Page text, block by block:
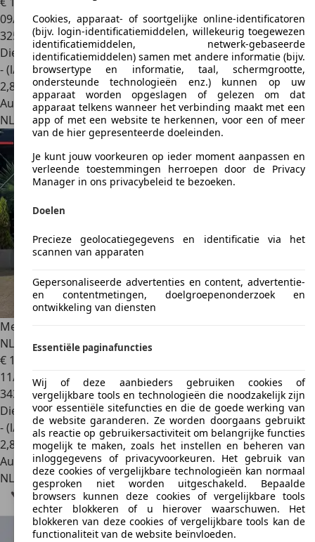
09/2016
325.123 km
Diesel
- (l/100 km)
2,8
Autobedrijf
NL 1066 CMAmsterdam
Mercedes-Benz E 220
NLAuto
€ 10.490
11/2015
343.238 km
Diesel
- (l/100 km)
2,8
Autobedrijf
NL 5107 RJDongen
Cookies, apparaat- of soortgelijke online-identificatoren
(bijv. login-identificatiemiddelen, willekeurig toegewezen
identificatiemiddelen, netwerk-gebaseerde
identificatiemiddelen) samen met andere informatie (bijv.
browsertype en informatie, taal, schermgrootte,
ondersteunde technologieën enz.) kunnen op uw
apparaat worden opgeslagen of gelezen om dat
apparaat telkens wanneer het verbinding maakt met een
app of met een website te herkennen, voor een of meer
van de hier gepresenteerde doeleinden.
Je kunt jouw voorkeuren op ieder moment aanpassen en
verleende toestemmingen herroepen door de Privacy
Manager in ons privacybeleid te bezoeken.
Doelen
Precieze geolocatiegegevens en identificatie via het
scannen van apparaten
Gepersonaliseerde advertenties en content, advertentie-
en contentmetingen, doelgroepenonderzoek en
ontwikkeling van diensten
Essentiële paginafuncties
Wij of deze aanbieders gebruiken cookies of
vergelijkbare tools en technologieën die noodzakelijk zijn
voor essentiële sitefuncties en die de goede werking van
de website garanderen. Ze worden doorgaans gebruikt
als reactie op gebruikersactiviteit om belangrijke functies
mogelijk te maken, zoals het instellen en beheren van
inloggegevens of privacyvoorkeuren. Het gebruik van
deze cookies of vergelijkbare technologieën kan normaal
gesproken niet worden uitgeschakeld. Bepaalde
browsers kunnen deze cookies of vergelijkbare tools
echter blokkeren of u hierover waarschuwen. Het
blokkeren van deze cookies of vergelijkbare tools kan de
functionaliteit van de website beïnvloeden.